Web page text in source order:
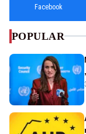
Facebook
POPULAR